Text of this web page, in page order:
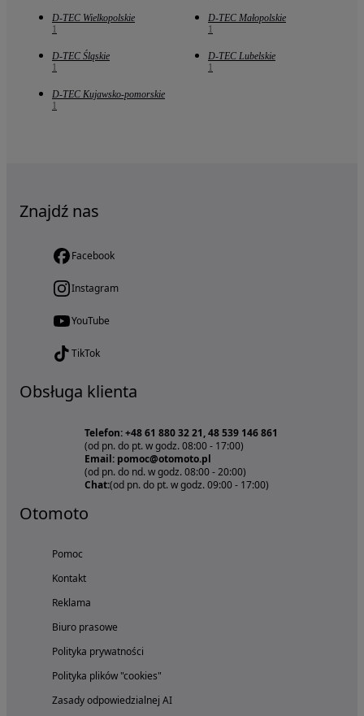
D-TEC Wielkopolskie
1
D-TEC Małopolskie
1
D-TEC Śląskie
1
D-TEC Lubelskie
1
D-TEC Kujawsko-pomorskie
1
Znajdź nas
Facebook
Instagram
YouTube
TikTok
Obsługa klienta
Telefon: +48 61 880 32 21, 48 539 146 861
(od pn. do pt. w godz. 08:00 - 17:00)
Email: pomoc@otomoto.pl
(od pn. do nd. w godz. 08:00 - 20:00)
Chat:(od pn. do pt. w godz. 09:00 - 17:00)
Otomoto
Pomoc
Kontakt
Reklama
Biuro prasowe
Polityka prywatności
Polityka plików "cookies"
Zasady odpowiedzialnej AI